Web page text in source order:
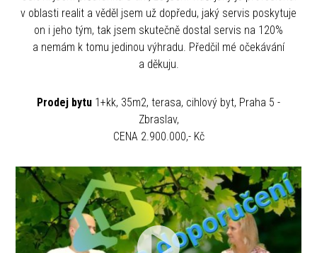
v oblasti realit a věděl jsem už dopředu, jaký servis poskytuje
on i jeho tým, tak jsem skutečně dostal servis na 120%
a nemám k tomu jedinou výhradu. Předčil mé očekávání
a děkuju.
Prodej bytu 1+kk, 35m2, terasa, cihlový byt, Praha 5 -
Zbraslav,
CENA 2.900.000,- Kč